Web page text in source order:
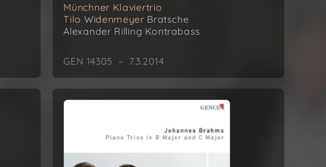
Münchner Klaviertrio
Tilo Widenmeyer Bratsche
Alexander Rilling Kontrabass
GEN 14305 – 7.3.2014